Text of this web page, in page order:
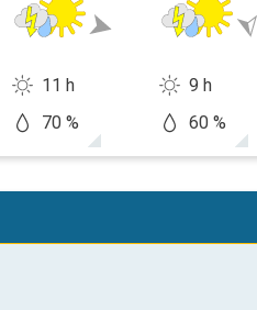
11 h
70 %
9 h
60 %